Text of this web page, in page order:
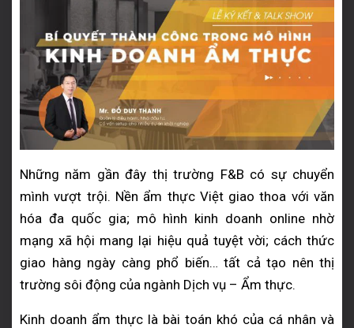
Những năm gần đây thị trường F&B có sự chuyển
mình vượt trội. Nền ẩm thực Việt giao thoa với văn
hóa đa quốc gia; mô hình kinh doanh online nhờ
mạng xã hội mang lại hiệu quả tuyệt vời; cách thức
giao hàng ngày càng phổ biến… tất cả tạo nên thị
trường sôi động của ngành Dịch vụ – Ẩm thực.
Kinh doanh ẩm thực là bài toán khó của cá nhân và